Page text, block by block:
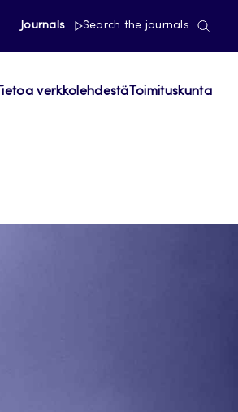
Journals Search the journals
Tietoa verkkolehdestä Toimituskunta